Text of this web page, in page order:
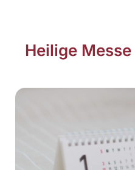
Heilige Messe